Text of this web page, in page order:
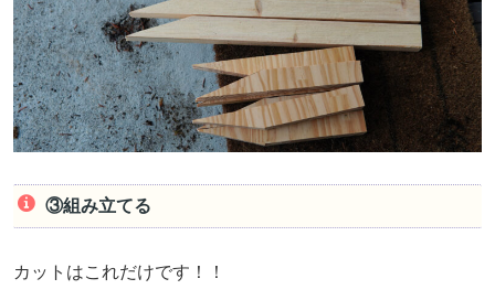
③組み立てる
カットはこれだけです！！